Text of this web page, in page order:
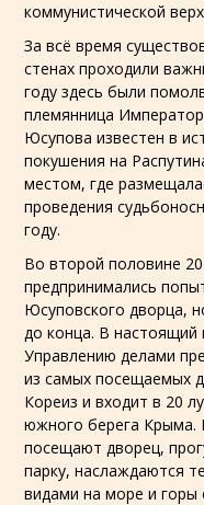
коммунистической
За всё время
стенах проходили
году здесь были
племянница
Юсупова известен в
покушения на
местом, где
проведения
году.
Во второй половине
предпринимались
Юсуповского дворца,
до конца. В настоящий
Управлению делами
из самых посещаемых
Кореиз и входит в 20
южного берега Крыма.
посещают дворец,
парку, наслаждаются
видами на море и горы